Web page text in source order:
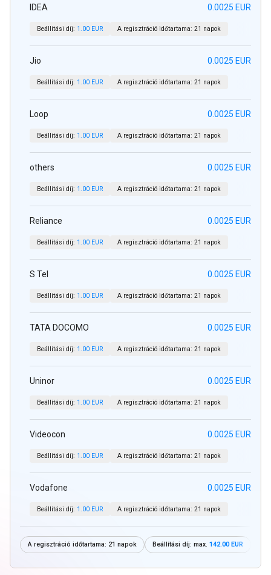
IDEA 0.0025 EUR
Beállítási díj: 1.00 EUR A regisztráció időtartama: 21 napok
Jio 0.0025 EUR
Beállítási díj: 1.00 EUR A regisztráció időtartama: 21 napok
Loop 0.0025 EUR
Beállítási díj: 1.00 EUR A regisztráció időtartama: 21 napok
others 0.0025 EUR
Beállítási díj: 1.00 EUR A regisztráció időtartama: 21 napok
Reliance 0.0025 EUR
Beállítási díj: 1.00 EUR A regisztráció időtartama: 21 napok
S Tel 0.0025 EUR
Beállítási díj: 1.00 EUR A regisztráció időtartama: 21 napok
TATA DOCOMO 0.0025 EUR
Beállítási díj: 1.00 EUR A regisztráció időtartama: 21 napok
Uninor 0.0025 EUR
Beállítási díj: 1.00 EUR A regisztráció időtartama: 21 napok
Videocon 0.0025 EUR
Beállítási díj: 1.00 EUR A regisztráció időtartama: 21 napok
Vodafone 0.0025 EUR
Beállítási díj: 1.00 EUR A regisztráció időtartama: 21 napok
A regisztráció időtartama: 21 napok Beállítási díj: max. 142.00 EUR